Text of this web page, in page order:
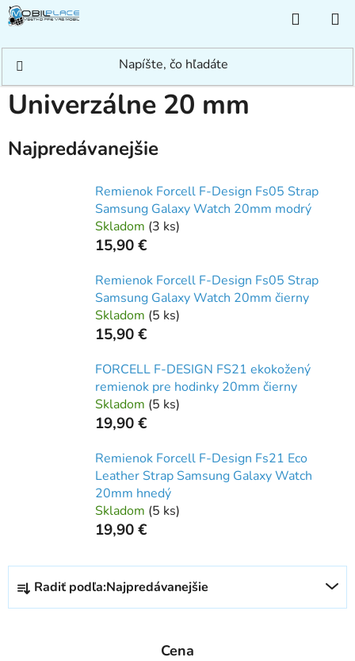
Prejsť
na
KOŠÍK
Náramky / Univerzálne 20 mm
Univerzálne 20 mm
Najpredávanejšie
Remienok Forcell F-Design Fs05 Strap
Samsung Galaxy Watch 20mm modrý
Skladom (3 ks)
15,90 €
Remienok Forcell F-Design Fs05 Strap
Samsung Galaxy Watch 20mm čierny
Skladom (5 ks)
15,90 €
FORCELL F-DESIGN FS21 ekokožený
remienok pre hodinky 20mm čierny
Skladom (5 ks)
19,90 €
Remienok Forcell F-Design Fs21 Eco
Leather Strap Samsung Galaxy Watch
20mm hnedý
Skladom (5 ks)
19,90 €
R
d
Radiť podľa:Najpredávanejšie
Cena